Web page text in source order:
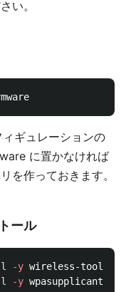
い。
ギュレーションの
に置かなければ
を作っておきます。
ール
-y
-y